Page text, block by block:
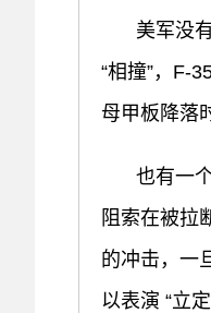
美军没
“相撞”，F-
母甲板降落
也有一
阻索在被拉
的冲击，一
以表演 “立